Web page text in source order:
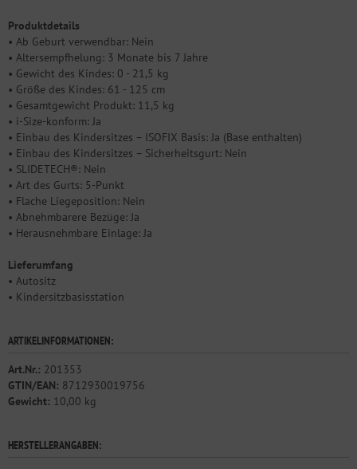
Produktdetails
• Ab Geburt verwendbar: Nein
• Altersempfhelung: 3 Monate bis 7 Jahre
• Gewicht des Kindes: 0 - 21,5 kg
• Größe des Kindes: 61 - 125 cm
• Gesamtgewicht Produkt: 11,5 kg
• i-Size-konform: Ja
• Einbau des Kindersitzes – ISOFIX Basis: Ja (Base enthalten)
• Einbau des Kindersitzes – Sicherheitsgurt: Nein
• SLIDETECH®: Nein
• Art des Gurts: 5-Punkt
• Flache Liegeposition: Nein
• Abnehmbarere Bezüge: Ja
• Herausnehmbare Einlage: Ja
Lieferumfang
• Autositz
• Kindersitzbasisstation
ARTIKELINFORMATIONEN:
Art.Nr.: 201353
GTIN/EAN: 8712930019756
Gewicht: 10,00 kg
HERSTELLERANGABEN: